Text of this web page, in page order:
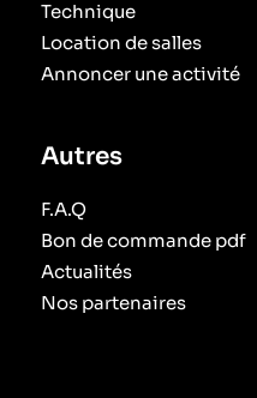
Technique
Location de salles
Annoncer une activité
Autres
F.A.Q
Bon de commande pdf
Actualités
Nos partenaires